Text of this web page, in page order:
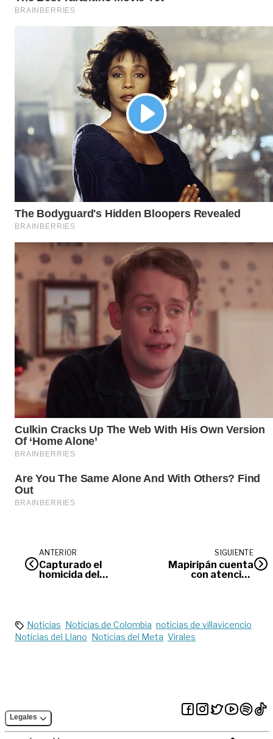
ANTERIOR
Capturado el
homicida del
SIGUIENTE
Mapiripán cuenta
con atención
Noticias Noticias de Colombia noticias de villavicencio
Noticias del Llano Noticias del Meta Virales
Legales